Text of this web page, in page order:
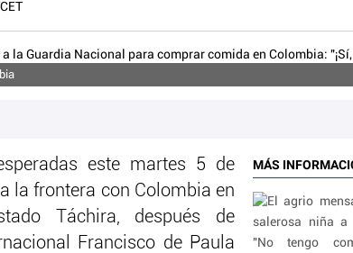
MÁS
este martes 5 de
la frontera con Colombia en
Táchira, después de
Francisco de Paula